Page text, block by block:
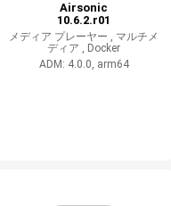
Airsonic
10.6.2.r01
メディア プレーヤー , マルチメ
ディア , Docker
ADM: 4.0.0, arm64